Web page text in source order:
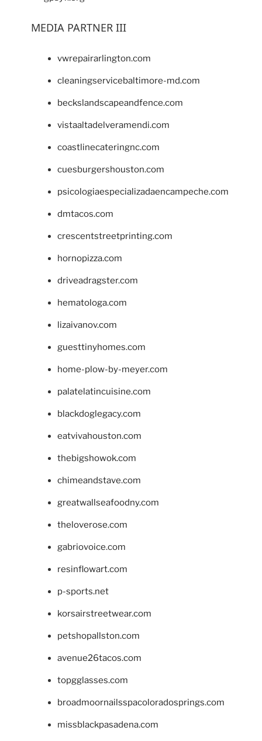
MEDIA PARTNER III
vwrepairarlington.com
cleaningservicebaltimore-md.com
beckslandscapeandfence.com
vistaaltadelveramendi.com
coastlinecateringnc.com
cuesburgershouston.com
psicologiaespecializadaencampeche.com
dmtacos.com
crescentstreetprinting.com
hornopizza.com
driveadragster.com
hematologa.com
lizaivanov.com
guesttinyhomes.com
home-plow-by-meyer.com
palatelatincuisine.com
blackdoglegacy.com
eatvivahouston.com
thebigshowok.com
chimeandstave.com
greatwallseafoodny.com
theloverose.com
gabriovoice.com
resinflowart.com
p-sports.net
korsairstreetwear.com
petshopallston.com
avenue26tacos.com
topgglasses.com
broadmoornailsspacoloradosprings.com
missblackpasadena.com